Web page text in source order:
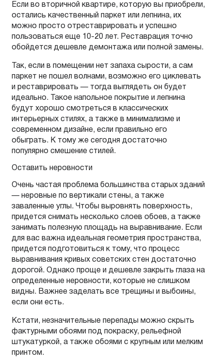
Если во вторичной квартире, которую вы приобрели,
остались качественный паркет или лепнина, их
можно просто отреставрировать и успешно
пользоваться еще 10-20 лет. Реставрация точно
обойдется дешевле демонтажа или полной замены.
Так, если в помещении нет запаха сырости, а сам
паркет не пошел волнами, возможно его циклевать
и реставрировать — тогда выглядеть он будет
идеально. Такое напольное покрытие и лепнина
будут хорошо смотреться в классических
интерьерных стилях, а также в минимализме и
современном дизайне, если правильно его
обыграть. К тому же сегодня достаточно
популярно смешение стилей.
Оставить неровности
Очень частая проблема большинства старых зданий
— неровные по вертикали стены, а также
заваленные углы. Чтобы выровнять поверхность,
придется снимать несколько слоев обоев, а также
занимать полезную площадь на выравнивание. Если
для вас важна идеальная геометрия пространства,
придется подготовиться к тому, что процесс
выравнивания кривых советских стен достаточно
дорогой. Однако проще и дешевле закрыть глаза на
определенные неровности, которые не слишком
видны. Важнее заделать все трещины и выбоины,
если они есть.
Кстати, незначительные перепады можно скрыть
фактурными обоями под покраску, рельефной
штукатуркой, а также обоями с крупным или мелким
принтом.